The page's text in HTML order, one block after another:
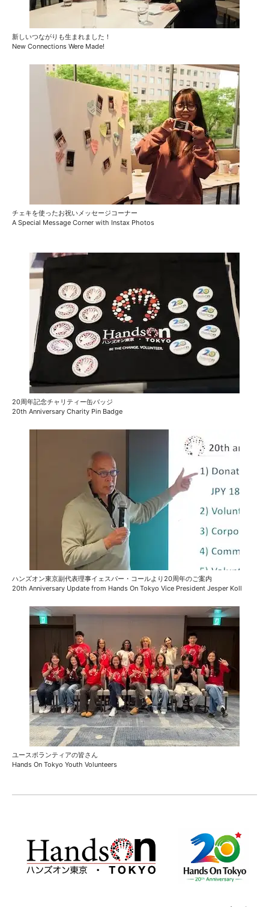
新しいつながりも生まれました！
New Connections Were Made!
チェキを使ったお祝いメッセージコーナー
A Special Message Corner with Instax Photos
20周年記念チャリティー缶バッジ
20th Anniversary Charity Pin Badge
ハンズオン東京副代表理事イェスパー・コールより20周年のご案内
20th Anniversary Update from Hands On Tokyo Vice President Jesper Koll
ユースボランティアの皆さん
Hands On Tokyo Youth Volunteers